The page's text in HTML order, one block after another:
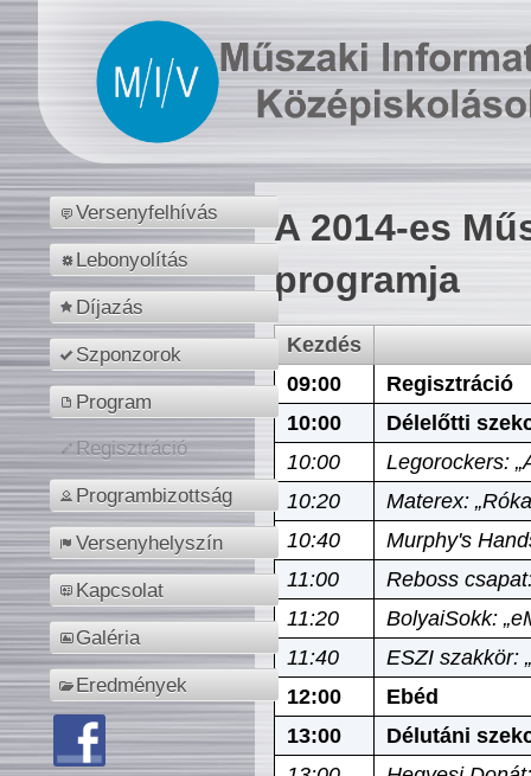
Versenyfelhívás
Lebonyolítás
Díjazás
Szponzorok
Program
Regisztráció
Programbizottság
Versenyhelyszín
Kapcsolat
Galéria
Eredmények
A 2014-es
programja
Kezdés
09:00
Regisztráció
10:00
Délelőtti
10:00
Legorockers:
10:20
Materex:
10:40
Murphy's
11:00
Reboss
11:20
BolyaiSokk:
11:40
ESZI szakkör:
12:00
Ebéd
13:00
Délutáni